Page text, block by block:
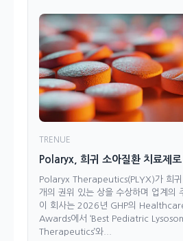
TRENUE
Polaryx, 희귀 소아질환 치료제
Polaryx Therapeutics(PLYX)가 희귀
개의 권위 있는 상을 수상하며 업계의
이 회사는 2026년 GHP의
Awards에서 ‘Best Pediatric
Therapeutics’와...